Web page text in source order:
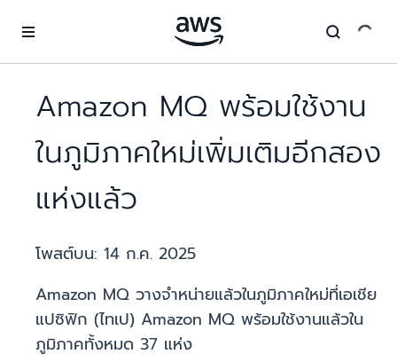
Amazon MQ พร้อมใช้งาน
ในภูมิภาคใหม่เพิ่มเติมอีกสอง
แห่งแล้ว
โพสต์บน: 14 ก.ค. 2025
Amazon MQ วางจำหน่ายแล้วในภูมิภาคใหม่ที่เอเชีย
แปซิฟิก (ไทเป) Amazon MQ พร้อมใช้งานแล้วใน
ภูมิภาคทั้งหมด 37 แห่ง